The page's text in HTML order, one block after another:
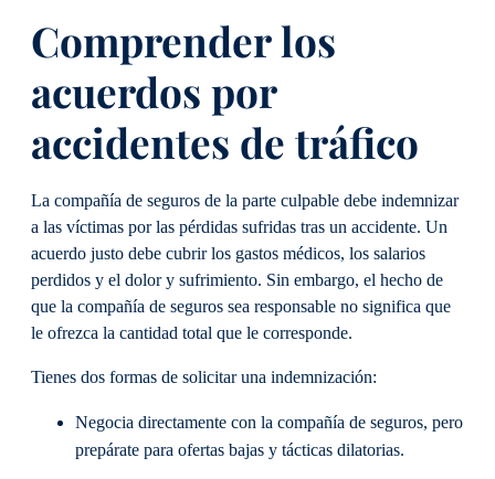
Comprender los
acuerdos por
accidentes de tráfico
La compañía de seguros de la parte culpable debe indemnizar
a las víctimas por las pérdidas sufridas tras un accidente. Un
acuerdo justo debe cubrir los gastos médicos, los salarios
perdidos y el dolor y sufrimiento. Sin embargo, el hecho de
que la compañía de seguros sea responsable no significa que
le ofrezca la cantidad total que le corresponde.
Tienes dos formas de solicitar una indemnización:
Negocia directamente con la compañía de seguros, pero
prepárate para ofertas bajas y tácticas dilatorias.